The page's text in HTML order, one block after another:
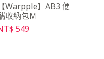
【Warpple】AB3 便
收納包M
549